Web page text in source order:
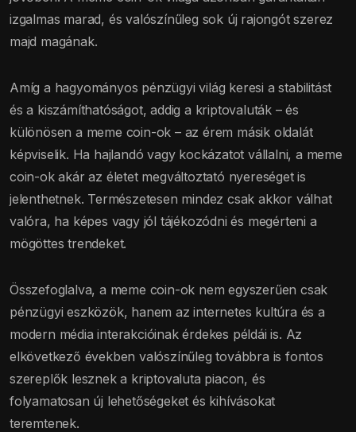
izgalmas marad, és valószínűleg sok új rajongót szerez
majd magának.
Amíg a hagyományos pénzügyi világ keresi a stabilitást
és a kiszámíthatóságot, addig a kriptovaluták – és
különösen a meme coin-ok – az érem másik oldalát
képviselik. Ha hajlandó vagy kockázatot vállalni, a meme
coin-ok akár az életet megváltoztató nyereséget is
jelenthetnek. Természetesen mindez csak akkor válhat
valóra, ha képes vagy jól tájékozódni és megérteni a
mögöttes trendeket.
Összefoglalva, a meme coin-ok nem egyszerűen csak
pénzügyi eszközök, hanem az internetes kultúra és a
modern média interakcióinak érdekes példái is. Az
elkövetkező években valószínűleg továbbra is fontos
szereplők lesznek a kriptovaluta piacon, és
folyamatosan új lehetőségeket és kihívásokat
teremtenek.